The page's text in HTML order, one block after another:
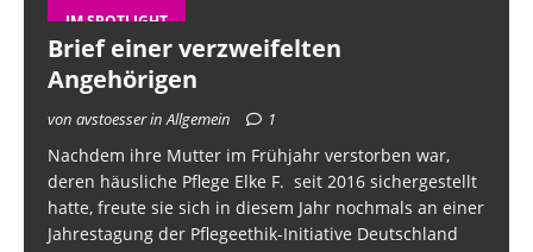
IM SPOTLIGHT
Brief einer verzweifelten
Angehörigen
von avstoesser in Allgemein 1
Nachdem ihre Mutter im Frühjahr verstorben war,
deren häusliche Pflege Elke F. seit 2016 sichergestellt
hatte, freute sie sich in diesem Jahr nochmals an einer
Jahrestagung der Pflegeethik-Initiative Deutschland